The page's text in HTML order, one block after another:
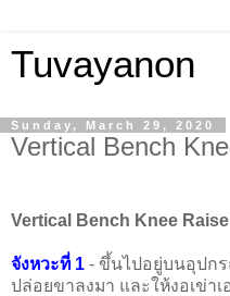
Tuvayanon
Sunday, March 29, 2020
Vertical Bench
Vertical Bench Knee Raise
จังหวะที่ 1 - ขึ้นไปอยู่บนอุปก
ปล่อยขาลงมา และให้งอเข่าเ